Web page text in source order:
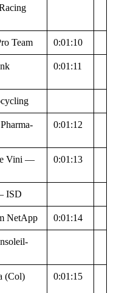
Team 0:01:10
0:01:11
0:01:12
Vini —
0:01:13
ISD
NetApp 0:01:14
(Col)
0:01:15